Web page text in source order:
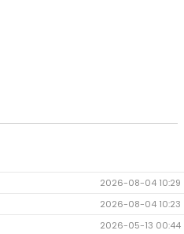
2026-08-04 10:29
2026-08-04 10:23
2026-05-13 00:44